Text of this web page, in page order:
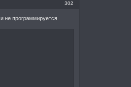
302
не программируется